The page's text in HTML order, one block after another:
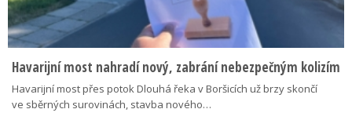
Havarijní most nahradí nový, zabrání nebezpečným kolizím
Havarijní most přes potok Dlouhá řeka v Boršicích už brzy skončí
ve sběrných surovinách, stavba nového…